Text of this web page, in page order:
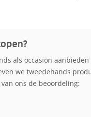
als occasion
we tweedehands
ons de beoordeling: